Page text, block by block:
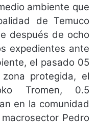
ambiente que
de Temuco
después de ocho
expedientes ante
el pasado 05
protegida, el
Tromen, 0.5
en la comunidad
Pedro